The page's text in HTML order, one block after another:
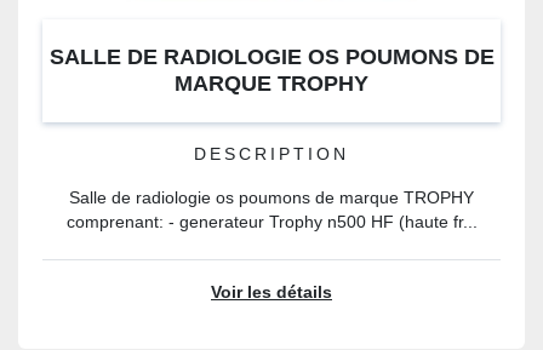
SALLE DE RADIOLOGIE OS POUMONS DE
MARQUE TROPHY
DESCRIPTION
Salle de radiologie os poumons de marque TROPHY
comprenant: - generateur Trophy n500 HF (haute fr...
Voir les détails